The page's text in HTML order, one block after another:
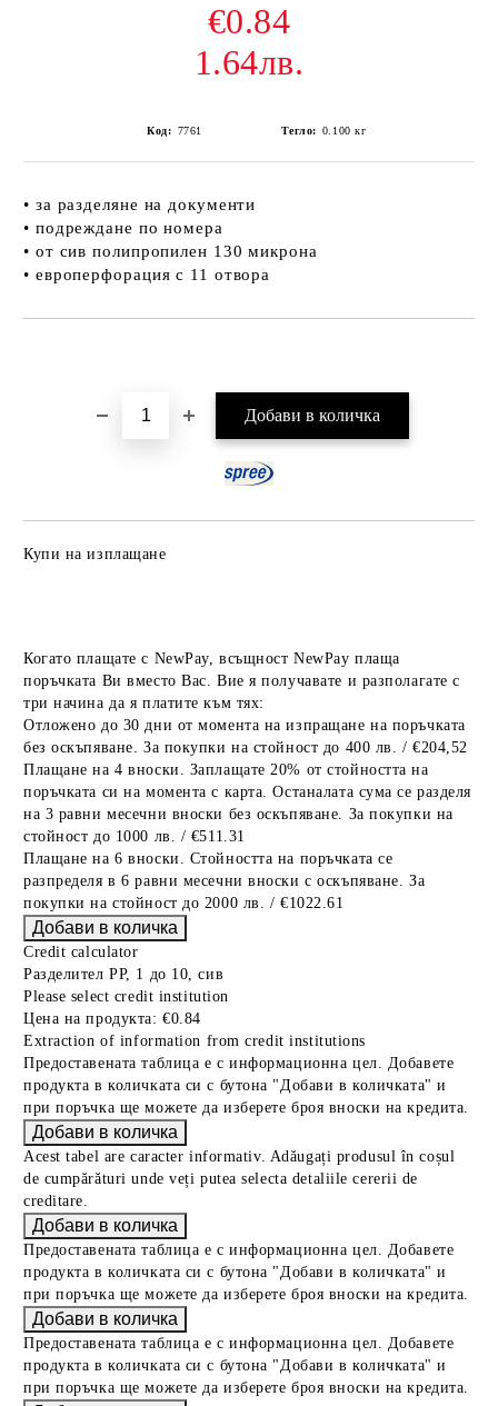
€0.84
1.64лв.
Код: 7761 Тегло: 0.100 кг
• за разделяне на документи
• подреждане по номера
• от сив полипропилен 130 микрона
• европерфорация с 11 отвора
Купи на изплащане
Когато плащате с NewPay, всъщност NewPay плаща
поръчката Ви вместо Вас. Вие я получавате и разполагате с
три начина да я платите към тях:
Отложено до 30 дни от момента на изпращане на поръчката
без оскъпяване. За покупки на стойност до 400 лв. / €204,52
Плащане на 4 вноски. Заплащате 20% от стойността на
поръчката си на момента с карта. Останалата сума се разделя
на 3 равни месечни вноски без оскъпяване. За покупки на
стойност до 1000 лв. / €511.31
Плащане на 6 вноски. Стойността на поръчката се
разпределя в 6 равни месечни вноски с оскъпяване. За
покупки на стойност до 2000 лв. / €1022.61
Credit calculator
Разделител РР, 1 до 10, сив
Please select credit institution
Цена на продукта: €0.84
Extraction of information from credit institutions
Предоставената таблица е с информационна цел. Добавете
продукта в количката си с бутона "Добави в количката" и
при поръчка ще можете да изберете броя вноски на кредита.
Acest tabel are caracter informativ. Adăugați produsul în coșul
de cumpărături unde veți putea selecta detaliile cererii de
creditare.
Предоставената таблица е с информационна цел. Добавете
продукта в количката си с бутона "Добави в количката" и
при поръчка ще можете да изберете броя вноски на кредита.
Предоставената таблица е с информационна цел. Добавете
продукта в количката си с бутона "Добави в количката" и
при поръчка ще можете да изберете броя вноски на кредита.